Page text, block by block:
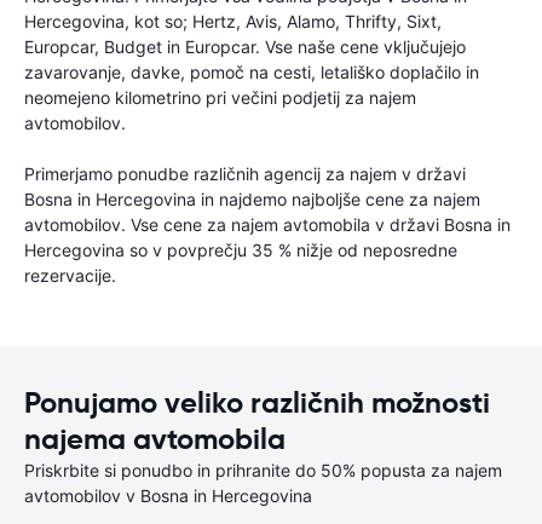
Hercegovina, kot so; Hertz, Avis, Alamo, Thrifty, Sixt,
Europcar, Budget in Europcar. Vse naše cene vključujejo
zavarovanje, davke, pomoč na cesti, letališko doplačilo in
neomejeno kilometrino pri večini podjetij za najem
avtomobilov.
Primerjamo ponudbe različnih agencij za najem v državi
Bosna in Hercegovina in najdemo najboljše cene za najem
avtomobilov. Vse cene za najem avtomobila v državi Bosna in
Hercegovina so v povprečju 35 % nižje od neposredne
rezervacije.
Ponujamo veliko različnih možnosti
najema avtomobila
Priskrbite si ponudbo in prihranite do 50% popusta za najem
avtomobilov v Bosna in Hercegovina